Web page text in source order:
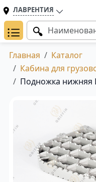
ЛАВРЕНТИЯ
Главная
Каталог
Кабина для
Подножка нижняя